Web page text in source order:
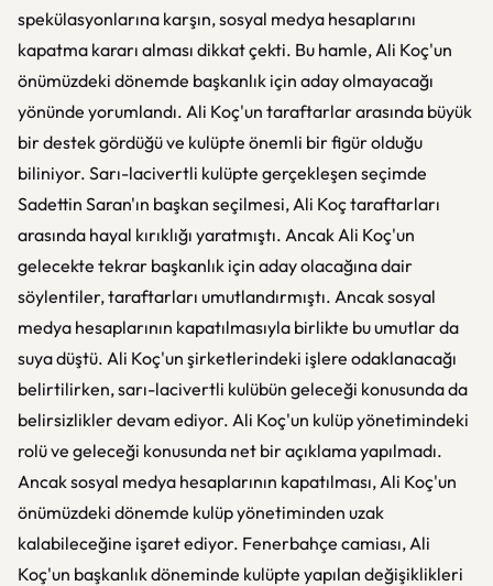
spekülasyonlarına karşın, sosyal medya hesaplarını
kapatma kararı alması dikkat çekti. Bu hamle, Ali Koç'un
önümüzdeki dönemde başkanlık için aday olmayacağı
yönünde yorumlandı. Ali Koç'un taraftarlar arasında büyük
bir destek gördüğü ve kulüpte önemli bir figür olduğu
biliniyor. Sarı-lacivertli kulüpte gerçekleşen seçimde
Sadettin Saran'ın başkan seçilmesi, Ali Koç taraftarları
arasında hayal kırıklığı yaratmıştı. Ancak Ali Koç'un
gelecekte tekrar başkanlık için aday olacağına dair
söylentiler, taraftarları umutlandırmıştı. Ancak sosyal
medya hesaplarının kapatılmasıyla birlikte bu umutlar da
suya düştü. Ali Koç'un şirketlerindeki işlere odaklanacağı
belirtilirken, sarı-lacivertli kulübün geleceği konusunda da
belirsizlikler devam ediyor. Ali Koç'un kulüp yönetimindeki
rolü ve geleceği konusunda net bir açıklama yapılmadı.
Ancak sosyal medya hesaplarının kapatılması, Ali Koç'un
önümüzdeki dönemde kulüp yönetiminden uzak
kalabileceğine işaret ediyor. Fenerbahçe camiası, Ali
Koç'un başkanlık döneminde kulüpte yapılan değişiklikleri